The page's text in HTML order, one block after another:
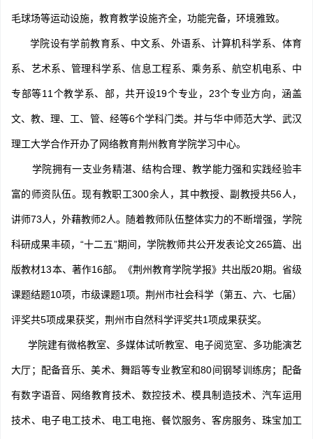
毛球场等运动设施，教育教学设施齐全，功能完备，环境雅致。
学院设有学前教育系、中文系、外语系、计算机科学系、体育
系、艺术系、管理科学系、信息工程系、乘务系、航空机电系、中
专部等11个教学系、部，共开设19个专业，23个专业方向，涵盖
文、教、理、工、管、经等6个学科门类。并与华中师范大学、武汉
理工大学合作开办了网络教育荆州教育学院学习中心。
学院拥有一支业务精湛、结构合理、教学能力强和实践经验丰
富的师资队伍。现有教职工300余人，其中教授、副教授共56人，
讲师73人，外藉教师2人。随着教师队伍整体实力的不断增强，学院
科研成果丰硕，“十二五”期间，学院教师共公开发表论文265篇、出
版教材13本、著作16部。《荆州教育学院学报》共出版20期。省级
课题结题10项，市级课题1项。荆州市社会科学（第五、六、七届）
评奖共5项成果获奖，荆州市自然科学评奖共1项成果获奖。
学院建有微格教室、多媒体试听教室、电子阅览室、多功能演艺
大厅；配备音乐、美术、舞蹈等专业教室和80间钢琴训练房；配备
有数字语音、网络教育技术、数控技术、模具制造技术、汽车运用
技术、电子电工技术、电工电拖、餐饮服务、客房服务、珠宝加工